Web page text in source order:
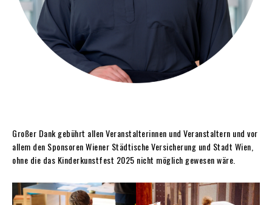
Großer Dank gebührt allen Veranstalterinnen und Veranstaltern und vor
allem den Sponsoren Wiener Städtische Versicherung und Stadt Wien,
ohne die das Kinderkunstfest 2025 nicht möglich gewesen wäre.